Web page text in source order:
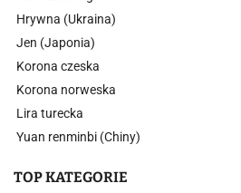
Hrywna (Ukraina)
Jen (Japonia)
Korona czeska
Korona norweska
Lira turecka
Yuan renminbi (Chiny)
TOP KATEGORIE